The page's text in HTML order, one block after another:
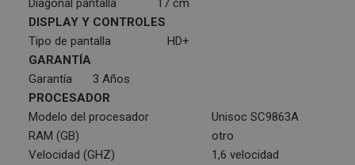
DISPLAY Y CONTROLES
Tipo de pantalla
HD+
GARANTÍA
Garantía
3 Años
PROCESADOR
Modelo del procesador
Unisoc SC9863A
RAM (GB)
otro
Velocidad (GHZ)
1,6 velocidad